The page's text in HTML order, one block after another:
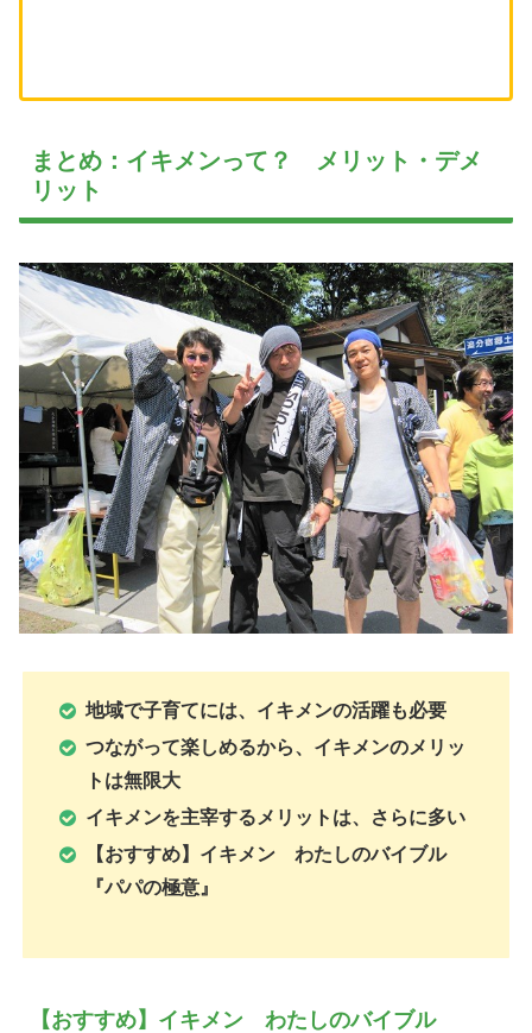
まとめ：イキメンって？ メリット・デメ
リット
地域で子育てには、イキメンの活躍も必要
つながって楽しめるから、イキメンのメリッ
トは無限大
イキメンを主宰するメリットは、さらに多い
【おすすめ】イキメン わたしのバイブル
『パパの極意』
【おすすめ】イキメン わたしのバイブル